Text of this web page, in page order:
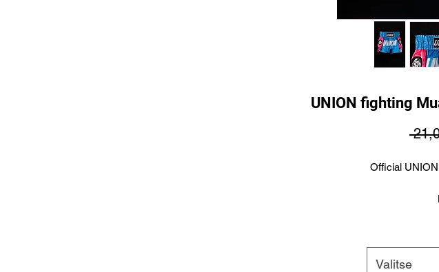
UNION fighting
Official
Mesh
Valitse